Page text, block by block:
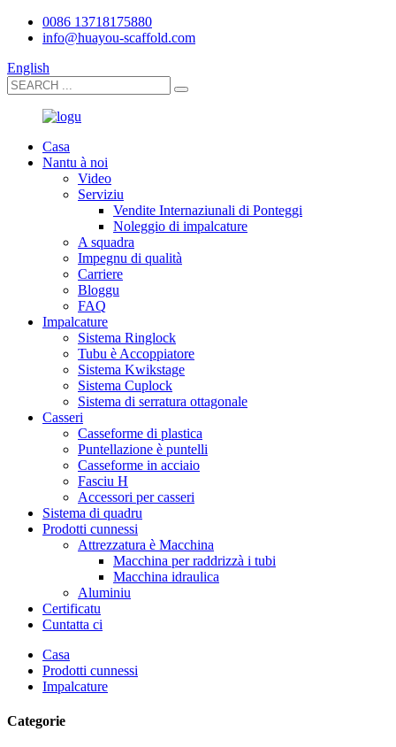
0086 13718175880
info@huayou-scaffold.com
English
Casa
Nantu à noi
Video
Serviziu
Vendite Internaziunali di Ponteggi
Noleggio di impalcature
A squadra
Impegnu di qualità
Carriere
Bloggu
FAQ
Impalcature
Sistema Ringlock
Tubu è Accoppiatore
Sistema Kwikstage
Sistema Cuplock
Sistema di serratura ottagonale
Casseri
Casseforme di plastica
Puntellazione è puntelli
Casseforme in acciaio
Fasciu H
Accessori per casseri
Sistema di quadru
Prodotti cunnessi
Attrezzatura è Macchina
Macchina per raddrizzà i tubi
Macchina idraulica
Aluminiu
Certificatu
Cuntatta ci
Casa
Prodotti cunnessi
Impalcature
Categorie